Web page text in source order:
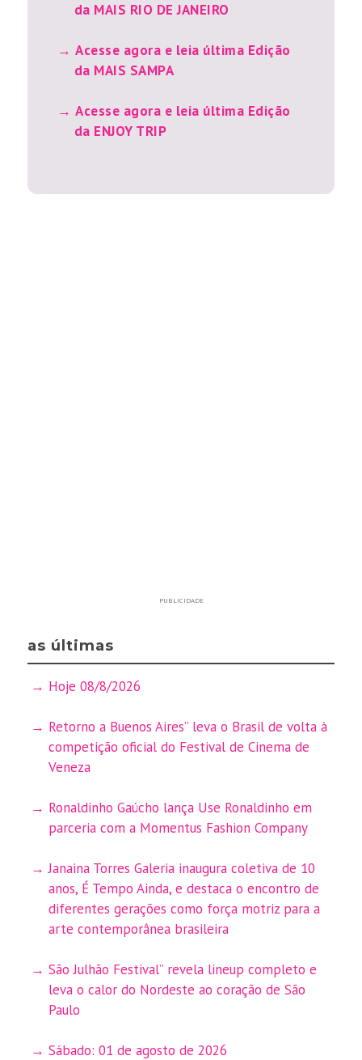
da MAIS RIO DE JANEIRO
Acesse agora e leia última Edição
da MAIS SAMPA
Acesse agora e leia última Edição
da ENJOY TRIP
PUBLICIDADE
as últimas
Hoje 08/8/2026
Retorno a Buenos Aires” leva o Brasil de volta à
competição oficial do Festival de Cinema de
Veneza
Ronaldinho Gaúcho lança Use Ronaldinho em
parceria com a Momentus Fashion Company
Janaina Torres Galeria inaugura coletiva de 10
anos, É Tempo Ainda, e destaca o encontro de
diferentes gerações como força motriz para a
arte contemporânea brasileira
São Julhão Festival” revela lineup completo e
leva o calor do Nordeste ao coração de São
Paulo
Sábado: 01 de agosto de 2026